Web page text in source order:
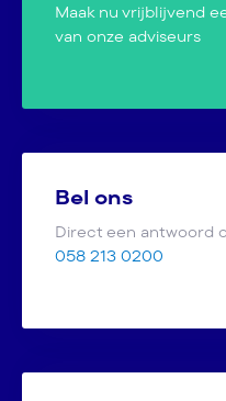
Maak nu vrijblijvend
van onze adviseurs
Bel ons
Direct een antwoord
058 213 0200